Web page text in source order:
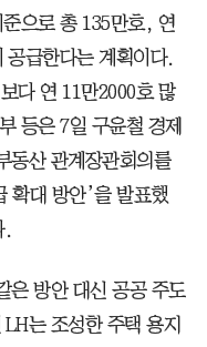
으로 총 135만호, 연
공급한다는 계획이다.
다 연 11만2000호 많
등은 7일 구윤철 경제
동산 관계장관회의를
확대 방안’을 발표했
.
은 방안 대신 공공 주도
는 조성한 주택 용지